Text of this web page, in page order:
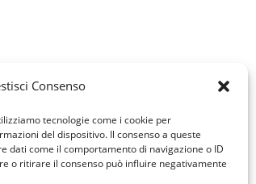
Consenso
tecnologie come i cookie per
del dispositivo. Il consenso a queste
dati come il comportamento di navigazione o ID
o ritirare il consenso può influire negativamente